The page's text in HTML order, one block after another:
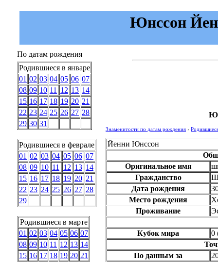
Юнссон
По датам рождения
Родившиеся в январе
01 02 03 04 05 06 07
08 09 10 11 12 13 14
15 16 17 18 19 20 21
22 23 24 25 26 27 28
29 30 31
Родившиеся в феврале
01 02 03 04 05 06 07
08 09 10 11 12 13 14
15 16 17 18 19 20 21
22 23 24 25 26 27 28
29
Родившиеся в марте
01 02 03 04 05 06 07
08 09 10 11 12 13 14
15 16 17 18 19 20 21
Знаменитости по датам рождения ›
Йенни Юнссон
Оригинальное имя
Гражданство
Дата рождения
Место рождения
Проживание
Кубок мира
0
По данным за